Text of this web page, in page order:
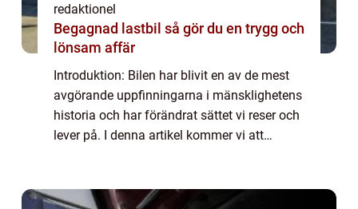
redaktionel
Begagnad lastbil så gör du en trygg och
lönsam affär
Introduktion: Bilen har blivit en av de mest
avgörande uppfinningarna i mänsklighetens
historia och har förändrat sättet vi reser och
lever på. I denna artikel kommer vi att